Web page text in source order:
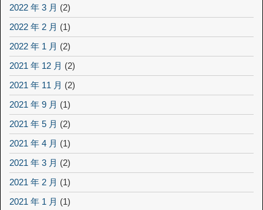
2022 年 3 月 (2)
2022 年 2 月 (1)
2022 年 1 月 (2)
2021 年 12 月 (2)
2021 年 11 月 (2)
2021 年 9 月 (1)
2021 年 5 月 (2)
2021 年 4 月 (1)
2021 年 3 月 (2)
2021 年 2 月 (1)
2021 年 1 月 (1)